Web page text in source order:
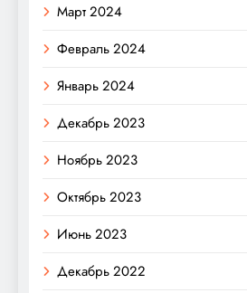
Март 2024
Февраль 2024
Январь 2024
Декабрь 2023
Ноябрь 2023
Октябрь 2023
Июнь 2023
Декабрь 2022